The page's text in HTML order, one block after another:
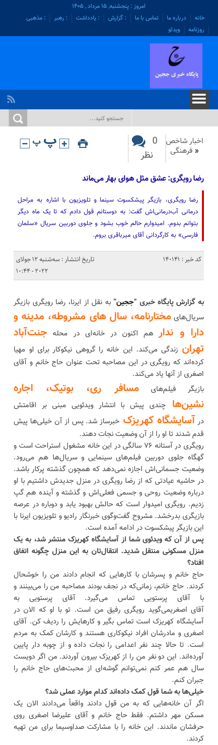
امروز : پنجشنبه, ۱۵ مرداد , ۱۴۰۵
خانه
درباره ما تماس با ما : گزارش : یادداشت : رهبر
: مذهبی
روزنامه
ویدئو
اخبار شاخص
« فرهنگی
0
نظر
رضا رویگری: عشق مثل هوای بهار می‌ماند
رضا رویگری، بازیگر پیشکسوت سینما و تلویزیون با اشاره به مراحل
درمانی آب‌درمانی‌اش گفت: به دوستانم قول دادم که تا یک ماه دیگر
بتوانم بدوم. امیدوارم حالم خوب بشود و جلوی دوربین سریال «سلمان
فارسی» به کارگردانی آقای میرباقری بروم.
کد خبر : 140141
تاریخ انتشار : سه‌شنبه 12 جولای
2022 - 10:44
به گزارش پایگاه خبری “ججین”به نقل از ایرنا، رضا رویگری بازیگر
سریال‌های مختارنامه، سال های مشروطه، مدینه و
دارا و ندارهم اکنون در خانه‌ای در محله جنت‌آباد
تهران زندگی می‌کند. این خانه را گروهی نیکوکار برای او مهیا
کرده‌اند که رویگری در این مصاحبه تحت عنوان حاج خانم و آقای
اصغری از آنها یاد می‌کند.
بازیگر فیلم‌های مسافر ری، بوتیک، اجاره
نشین‌هاچندی پیش با انتشار ویدئویی مبنی بر اقامتش
در آسایشگاه کهریزک خبرساز شد. پس از آن خیلی‌ها پیش
قدم شدند تا او را از آن وضعیت نجات دهند.
رویگری در آستانه ۷۶ سالگی در این خانه مشغول استراحت است و
گهگاه جلوی دوربین فیلم‌های سینمایی و سریال‌ها هم می‌رود.
وضعیت جسمانی‌اش اجازه نمی‌دهد که همچون گذشته پرکار باشد.
در حاشیه عیادتی که از رضا رویگری در منزل جدیدش داشتیم با او
درباره وضعیت روحی و جسمی فعلی‌اش و گذشته و آینده هم گپ
زدیم. رویگری امیدوار است که حالش بهبود یابد و دوباره در عرصه
بازیگری بدرخشد. مشروح گفت‌وگوی خبرنگار رادیو و تلویزیون ایرنا با
این بازیگر پیشکسوت در ادامه آمده است.
پس از آن که ویدئوی شما از آسایشگاه کهریزک منتشر شد، به یک
منزل مسکونی منتقل شدید. انتقال‌تان به این منزل چگونه اتفاق
افتاد؟
حاج خانم و پسرشان با کارهایی که انجام دادند من را خوشحال
کردند. حاج خانم، زمانی‌که در نجف بودند مصاحبه من را می‌بینند و
با آقای پرستویی تماس می‌گیرد. آقای پرستویی به
آقای اصغریمی‌گوید رویگری رفیق من است. تو با او که الان در
آسایشگاه کهریزک است تماس بگیر و کارهایش را ردیف کن. آقای
اصغری و مادرشان افراد نیکوکاری هستند و کارشان کمک به مردم
است. تا حالا چند نفر اعدامی را نجات داده‌ و از چوبه دار پایین
آورده‌اند. این دو نفر من را از کهریزک بیرون آوردند. من اگر دویست
سال هم عمر کنم نمی‌توانم گوشه‌ای از محبت‌های حاج خانم را
جبران کنم.
خیلی‌ها به شما قول کمک داده‌اند کدام موارد عملی شد؟
اگر آن خانه‌هایی که به من قول دادند واقعاً می‌دادند الان یک
مسکن مهر داشتم. فقط حاج خانم و آقای علیرضا اصغری روی
حرفشان ماندند. این خانه را با مشارکت صداوسیما برای من تهیه
کردند.